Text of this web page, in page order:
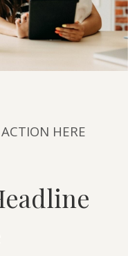
HERE